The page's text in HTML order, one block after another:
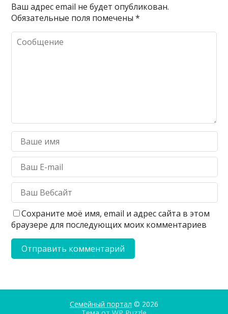
Ваш адрес email не будет опубликован.
Обязательные поля помечены*
Сохраните моё имя, email и адрес сайта в этом
браузере для последующих моих комментариев
Семейный портал © 2026